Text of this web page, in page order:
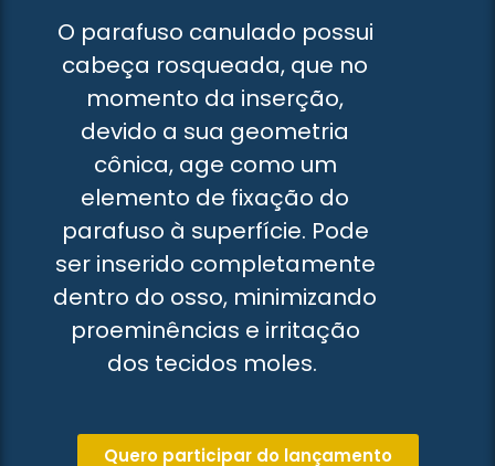
O parafuso canulado possui
cabeça rosqueada, que no
momento da inserção,
devido a sua geometria
cônica, age como um
elemento de fixação do
parafuso à superfície. Pode
ser inserido completamente
dentro do osso, minimizando
proeminências e irritação
dos tecidos moles.
Quero participar do lançamento